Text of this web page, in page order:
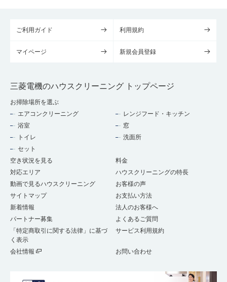
ご利用ガイド 利用規約
マイページ 新規会員登録
三菱電機のハウスクリーニング トップページ
お掃除場所を選ぶ
エアコンクリーニング
レンジフード・キッチン
浴室
窓
トイレ
洗面所
セット
空き状況を見る
料金
対応エリア
ハウスクリーニングの特長
動画で見るハウスクリーニング
お客様の声
サイトマップ
お支払い方法
新着情報
法人のお客様へ
パートナー募集
よくあるご質問
「特定商取引に関する法律」に基づ
く表示
サービス利用規約
会社情報 お問い合わせ